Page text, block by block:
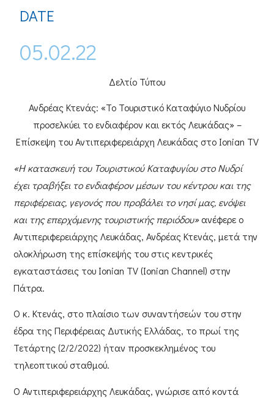
DATE
05.02.22
Δελτίο Τύπου
Ανδρέας Κτενάς: «Το Τουριστικό Καταφύγιο Νυδρίου
προσελκύει το ενδιαφέρον και εκτός Λευκάδας» –
Επίσκεψη του Αντιπεριφερειάρχη Λευκάδας στο Ionian TV
«Η κατασκευή του Τουριστικού Καταφυγίου στο Νυδρί
έχει τραβήξει το ενδιαφέρον μέσων του κέντρου και της
περιφέρειας, γεγονός που προβάλει το νησί μας, ενόψει
και της επερχόμενης τουριστικής περιόδου»ανέφερε ο
Αντιπεριφερειάρχης Λευκάδας, Ανδρέας Κτενάς, μετά την
ολοκλήρωση της επίσκεψής του στις κεντρικές
εγκαταστάσεις του Ionian TV (IonianChannel) στην
Πάτρα.
Οκ. Κτενάς, στο πλαίσιο των συναντήσεών του στην
έδρα τηςΠεριφέρειας Δυτικής Ελλάδας, το πρωί της
Τετάρτης (2/2/2022) ήταν προσκεκλημένος του
τηλεοπτικού σταθμού.
ΟΑντιπεριφερειάρχης Λευκάδας, γνώρισε από κοντά